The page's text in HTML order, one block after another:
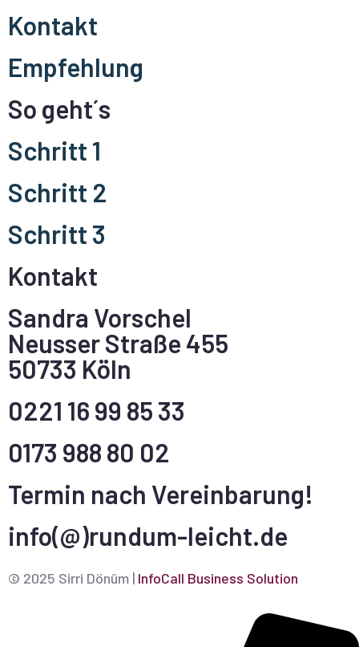
Kontakt
Empfehlung
So geht´s
Schritt 1
Schritt 2
Schritt 3
Kontakt
Sandra Vorschel
Neusser Straße 455
50733 Köln
0221 16 99 85 33
0173 988 80 02
Termin nach Vereinbarung!
info(@)rundum-leicht.de
© 2025 Sirri Dönüm | InfoCall Business Solution